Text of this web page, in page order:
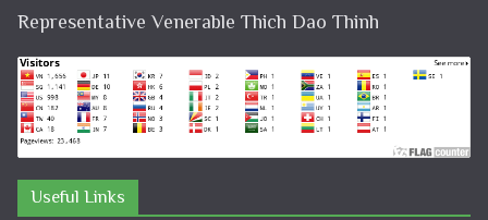
Representative Venerable Thich Dao Thinh
Useful Links